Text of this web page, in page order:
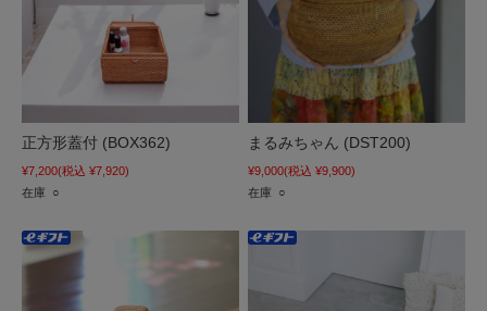
正方形蓋付 (BOX362)
¥7,200(税込 ¥7,920)
在庫 ○
まるみちゃん (DST200)
¥9,000(税込 ¥9,900)
在庫 ○